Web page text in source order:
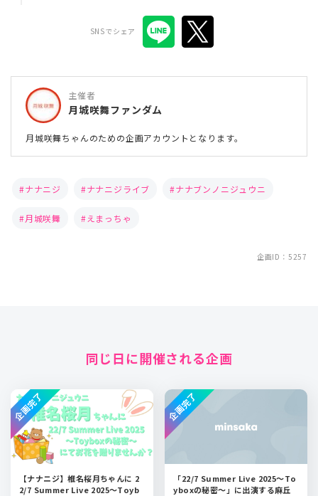
SNSでシェア
主催者
月城咲舞ファンダム
月城咲舞ちゃんのための企画アカウントとなります。
ナナニジ ナナニジライブ ナナブンノニジュウニ
月城咲舞 えまっちゃ
企画ID：5257
同じ日に開催される企画
【ナナニジ】椎名桜月ちゃんに 2
2/7 Summer Live 2025～Toyb
企画完了
「22/7 Summer Live 2025〜To
yboxの秘密〜」に出演する麻丘
企画完了